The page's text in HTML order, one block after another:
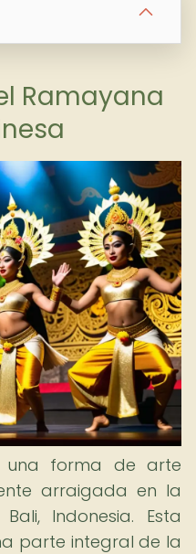
Ramayana
una forma de arte
arraigada en la
Indonesia. Esta
parte integral de la